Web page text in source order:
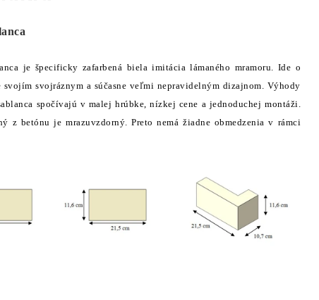
je špecificky zafarbená biela imitácia lámaného mramoru. Ide o
svojráznym a súčasne veľmi nepravidelným dizajnom. Výhody
spočívajú v malej hrúbke, nízkej cene a jednoduchej montáži.
z betónu je mrazuvzdorný. Preto nemá žiadne obmedzenia v rámci